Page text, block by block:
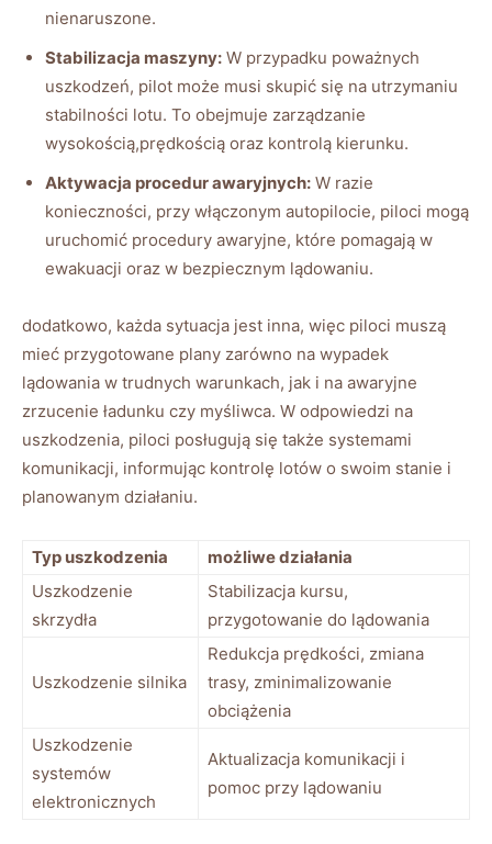
nienaruszone.
Stabilizacja maszyny: W przypadku poważnych
uszkodzeń, pilot może musi skupić się na utrzymaniu
stabilności lotu. To obejmuje zarządzanie
wysokością,prędkością oraz kontrolą kierunku.
Aktywacja procedur awaryjnych: W razie
konieczności, przy włączonym autopilocie, piloci mogą
uruchomić procedury awaryjne, które pomagają w
ewakuacji oraz w bezpiecznym lądowaniu.
dodatkowo, każda sytuacja jest inna, więc piloci muszą
mieć przygotowane plany zarówno na wypadek
lądowania w trudnych warunkach, jak i na awaryjne
zrzucenie ładunku czy myśliwca. W odpowiedzi na
uszkodzenia, piloci posługują się także systemami
komunikacji, informując kontrolę lotów o swoim stanie i
planowanym działaniu.
Typ uszkodzenia
możliwe działania
Uszkodzenie
skrzydła
Stabilizacja kursu,
przygotowanie do lądowania
Uszkodzenie silnika
Redukcja prędkości, zmiana
trasy, zminimalizowanie
obciążenia
Uszkodzenie
systemów
elektronicznych
Aktualizacja komunikacji i
pomoc przy lądowaniu